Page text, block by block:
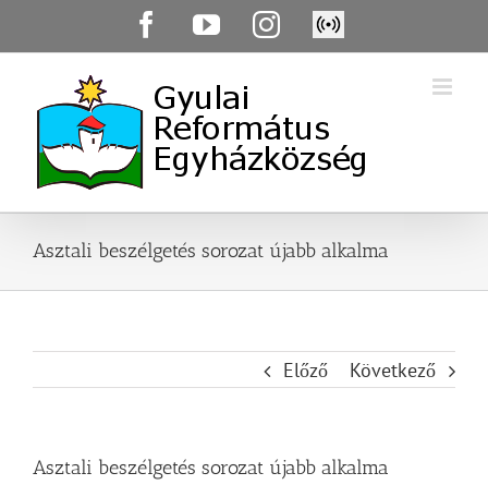
FacebookYouTubeInstagram
Élő
közvetítés
Asztali beszélgetés sorozat újabb alkalma
Előző Következő
Asztali beszélgetés sorozat újabb alkalma